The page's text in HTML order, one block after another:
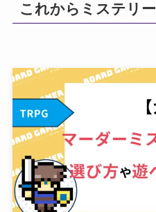
これからミステリー